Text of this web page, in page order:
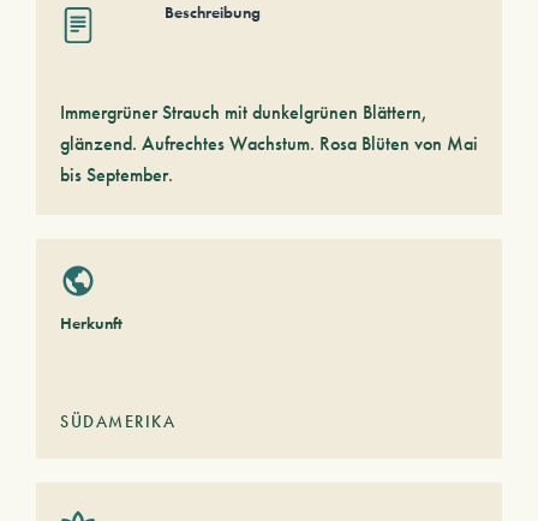
Beschreibung
Immergrüner Strauch mit dunkelgrünen Blättern,
glänzend. Aufrechtes Wachstum. Rosa Blüten von Mai
bis September.
Herkunft
SÜDAMERIKA